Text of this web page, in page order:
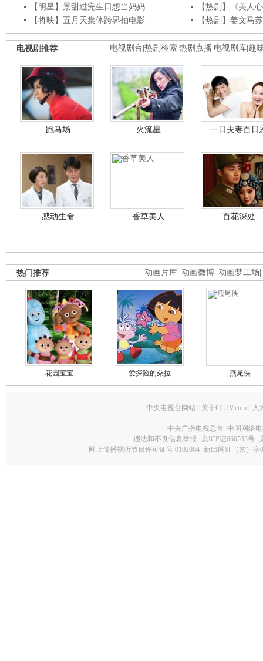
【明星】景甜过完生日想当妈妈
【热剧】《美人
【将映】五月天集体跨界拍电影
【热剧】姜文马
电视剧台 热剧检索 热剧点播 电视剧库 趣
电视剧推荐
跑马场 火流星 一日夫妻百日
感动生命 香草美人 百花深处
动画片库 动画微博 动画梦工场
热门推荐
花园宝宝 爱探险的朵拉 燕尾侠
中央电视台网站 关于CCTV.com 人
中央广播电视总台 中国网络
违法和不良信息举报
京ICP证060535号
网上传播视听节目许可证号 0102004 新出网证（京）